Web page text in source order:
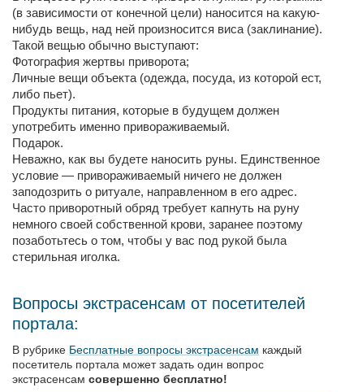
(в зависимости от конечной цели) наносится на какую-
нибудь вещь, над ней произносится виса (заклинание).
Такой вещью обычно выступают:
Фотография жертвы приворота;
Личные вещи объекта (одежда, посуда, из которой ест,
либо пьет).
Продукты питания, которые в будущем должен
употребить именно привораживаемый.
Подарок.
Неважно, как вы будете наносить руны. Единственное
условие — привораживаемый ничего не должен
заподозрить о ритуале, направленном в его адрес.
Часто приворотный обряд требует капнуть на руну
немного своей собственной крови, заранее поэтому
позаботьтесь о том, чтобы у вас под рукой была
стерильная иголка.
Вопросы экстрасенсам от посетителей
портала:
В рубрике Бесплатные вопросы экстрасенсам каждый
посетитель портала может задать один вопрос
экстрасенсам совершенно бесплатно!